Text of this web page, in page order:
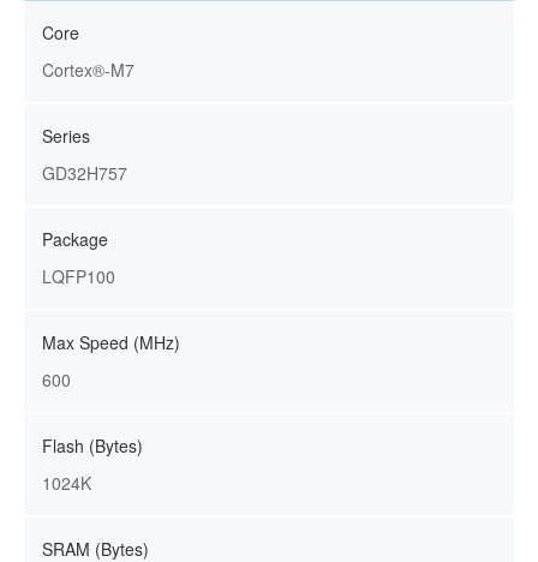
Core
Cortex®-M7
Series
GD32H757
Package
LQFP100
Max Speed (MHz)
600
Flash (Bytes)
1024K
SRAM (Bytes)